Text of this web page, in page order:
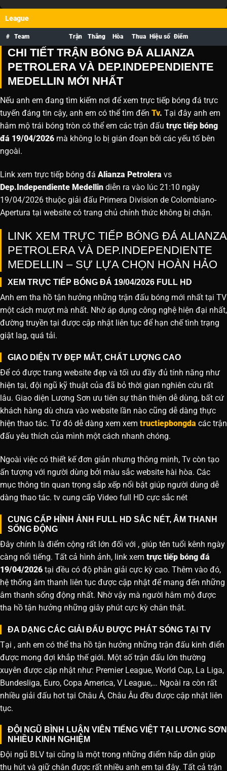
League
# Team Trận Thắng Hòa Thua Hiệu số Điểm
CHI TIẾT TRẬN BÓNG ĐÁ ALIANZA
PETROLERA VÀ DEP.INDEPENDIENTE
MEDELLIN MỚI NHẤT
Nếu anh em đang tìm kiếm nơi để xem trực tiếp bóng đá trực
tuyến đáng tin cậy, anh em có thể tìm đến Tv. Tại đây anh em
hâm mộ trái bóng tròn có thể em các trận đấu trực tiếp bóng
đá 19/04/2026 mà không lo bị gián đoạn bởi các yếu tố bên
ngoài.
Link xem trực tiếp bóng đá Alianza Petrolera vs
Dep.Independiente Medellin diễn ra vào lúc 21:10 ngày
19/04/2026 thuộc giải đấu Primera Division de Colombiano-
Apertura tại website có trang chủ chính thức không bị chặn.
LINK XEM TRỰC TIẾP BÓNG ĐÁ ALIANZA
PETROLERA VÀ DEP.INDEPENDIENTE
MEDELLIN – SỰ LỰA CHỌN HOÀN HẢO
XEM TRỰC TIẾP BÓNG ĐÁ 19/04/2026 FULL HD
Anh em tha hồ tận hưởng những trận đấu bóng mới nhất tại TV
một cách mượt mà nhất. Nhờ áp dụng công nghệ hiện đại nhất,
đường truyền tại được cập nhật liên tục để hạn chế tình trạng
giật lag, quá tải.
GIAO DIỆN TV ĐẸP MẮT, CHẤT LƯỢNG CAO
Để có được trang website đẹp và tối ưu đầy đủ tính năng như
hiện tại, đội ngũ kỹ thuật của đã bỏ thời gian nghiên cứu rất
lâu. Giao diện Lương Sơn ưu tiên sự thân thiện dễ dùng, bất cứ
khách hàng dù chưa vào website lần nào cũng dễ dàng thực
hiện thao tác. Từ đó dễ dàng xem xem tructiepbongda các trận
đấu yêu thích của mình một cách nhanh chóng.
Ngoài việc có thiết kế đơn giản nhưng thông minh, Tv còn tạo
ấn tượng với người dùng bởi màu sắc website hài hòa. Các
mục thông tin quan trọng sắp xếp nổi bật giúp người dùng dễ
dàng thao tác. tv cung cấp Video full HD cực sắc nét
CUNG CẤP HÌNH ẢNH FULL HD SẮC NÉT, ÂM THANH
SỐNG ĐỘNG
Đây chính là điểm cộng rất lớn đối với , giúp tên tuổi kênh ngày
càng nổi tiếng. Tất cả hình ảnh, link xem trực tiếp bóng đá
19/04/2026 tại đều có độ phân giải cực kỳ cao. Thêm vào đó,
hệ thống âm thanh liên tục được cập nhật để mang đến những
âm thanh sống động nhất. Nhờ vậy mà người hâm mộ được
tha hồ tận hưởng những giây phút cực kỳ chân thật.
ĐA DẠNG CÁC GIẢI ĐẤU ĐƯỢC PHÁT SÓNG TẠI TV
Tại , anh em có thể tha hồ tận hưởng những trận đấu kinh điển
được mong đợi khắp thế giới. Một số trận đấu lớn thường
xuyên được cập nhật như: Premier League, World Cup, La Liga,
Bundesliga, Euro, Copa America, V League,… Ngoài ra còn rất
nhiều giải đấu hot tại Châu Á, Châu Âu đều được cập nhật liên
tục.
ĐỘI NGŨ BÌNH LUẬN VIÊN TIẾNG VIỆT TẠI LƯƠNG SƠN
NHIỀU KINH NGHIỆM
Đội ngũ BLV tại cũng là một trong những điểm hấp dẫn giúp
thu hút và giữ chân được rất nhiều anh em tại đây. Tất cả trận